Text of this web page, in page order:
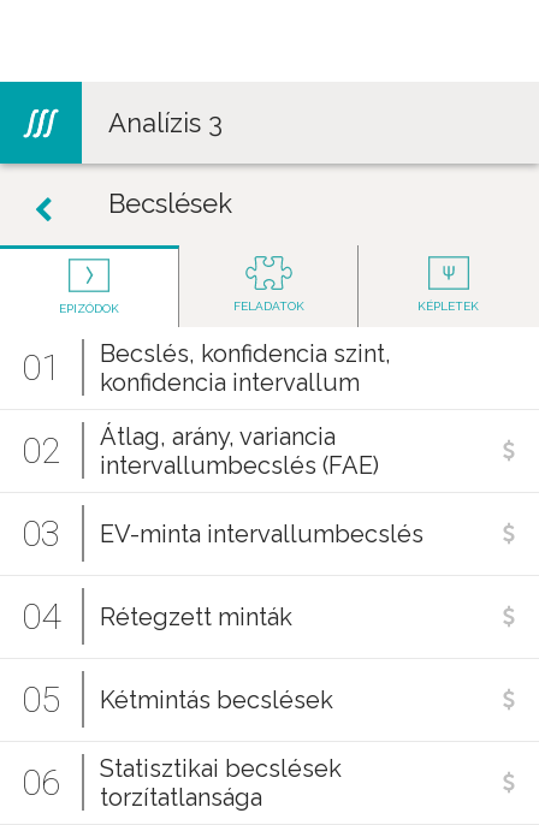
Analízis 3
Becslések
EPIZÓDOK FELADATOK KÉPLETEK
01
Becslés, konfidencia szint,
konfidencia intervallum
02
Átlag, arány, variancia
intervallumbecslés (FAE)
03 EV-minta intervallumbecslés
04 Rétegzett minták
05 Kétmintás becslések
06
Statisztikai becslések
torzítatlansága